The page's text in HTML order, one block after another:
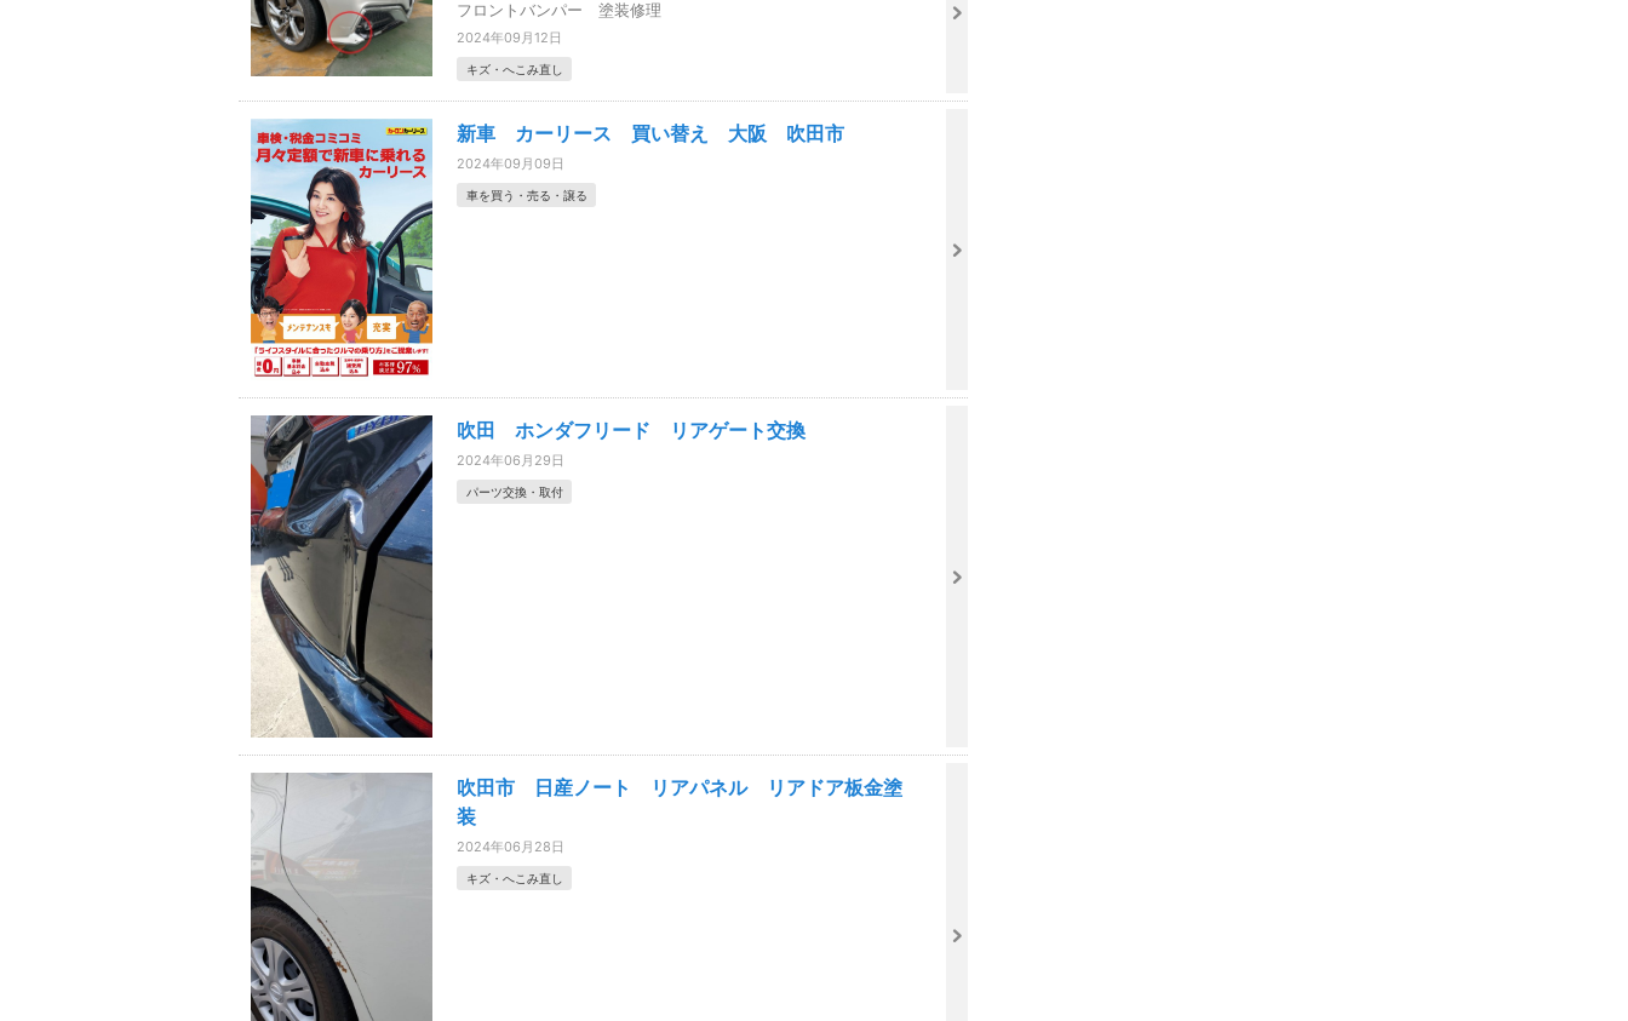
フロントバンパー 塗装修理
2024年09月12日
キズ・へこみ直し
新車 カーリース 買い替え 大阪 吹田市
2024年09月09日
車を買う・売る・譲る
吹田 ホンダフリード リアゲート交換
2024年06月29日
パーツ交換・取付
吹田市 日産ノート リアパネル リアドア板金塗
装
2024年06月28日
キズ・へこみ直し